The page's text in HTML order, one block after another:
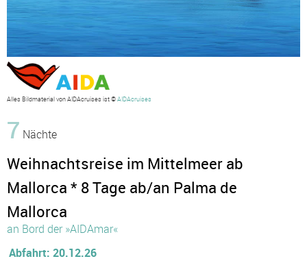
Alles Bildmaterial von AIDAcruises ist ©AIDAcruises
7 Nächte
Weihnachtsreise im Mittelmeer ab
Mallorca * 8 Tage ab/an Palma de
Mallorca
an Bord der »AIDAmar«
Abfahrt: 20.12.26